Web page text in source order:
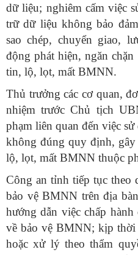
dữ liệu; nghiêm cấm việc
trữ dữ liệu không bảo
sao chép, chuyển giao,
động phát hiện, ngăn
tin, lộ, lọt, mất BMNN.
Thủ trưởng các cơ quan,
nhiệm trước Chủ tịch
phạm liên quan đến việc
không đúng quy định,
lộ, lọt, mất BMNN thuộc
Công an tỉnh tiếp tục theo
bảo vệ BMNN trên địa
hướng dẫn việc chấp
về bảo vệ BMNN; kịp
hoặc xử lý theo thẩm